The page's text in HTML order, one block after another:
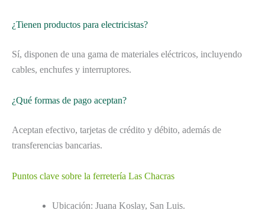
¿Tienen productos para electricistas?
Sí, disponen de una gama de materiales eléctricos, incluyendo
cables, enchufes y interruptores.
¿Qué formas de pago aceptan?
Aceptan efectivo, tarjetas de crédito y débito, además de
transferencias bancarias.
Puntos clave sobre la ferretería Las Chacras
Ubicación: Juana Koslay, San Luis.